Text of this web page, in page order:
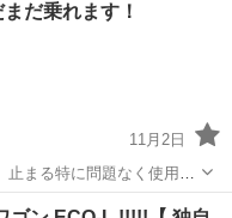
だ乗れます！
11月2日
まる特に問題なく使用し
いします。 大きな凹みなど